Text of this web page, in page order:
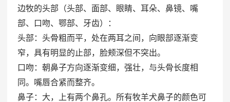
边牧的头部（头部、面部、眼睛、耳朵、鼻镜、嘴
部、口吻、鄂部、牙齿）：
头部：头骨粗而平，处在两耳之间，向眼部逐渐变
窄，具有明显的止部，脸颊深但不突出。
口吻：朝鼻子方向逐渐变细，强壮，与头骨长度相
同。嘴唇合紧而整齐。
鼻子：大，上有两个鼻孔。所有牧羊犬鼻子的颜色可